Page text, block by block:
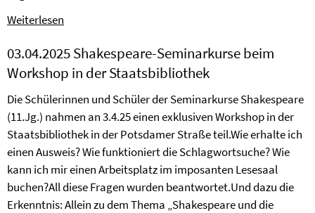
Weiterlesen
03.04.2025 Shakespeare-Seminarkurse beim
Workshop in der Staatsbibliothek
Die Schülerinnen und Schüler der Seminarkurse Shakespeare
(11.Jg.) nahmen an 3.4.25 einen exklusiven Workshop in der
Staatsbibliothek in der Potsdamer Straße teil.Wie erhalte ich
einen Ausweis? Wie funktioniert die Schlagwortsuche? Wie
kann ich mir einen Arbeitsplatz im imposanten Lesesaal
buchen?All diese Fragen wurden beantwortet.Und dazu die
Erkenntnis: Allein zu dem Thema „Shakespeare und die